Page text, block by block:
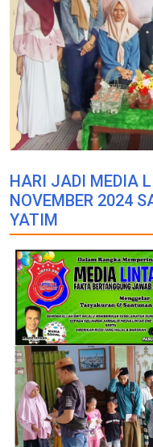
HARI JADI MEDIA
NOVEMBER 2024
YATIM